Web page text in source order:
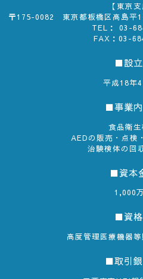
【東京支
〒175-0082 東京都板橋区高島平
TEL： 03-
FAX：03-
■設
平成18年4
■事業
食品衛
AEDの販売・点検
治験検体の回
■資本
1,000
■資
高度管理医療機器
■取引